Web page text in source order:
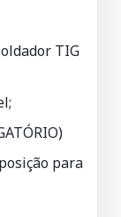
TIG
para